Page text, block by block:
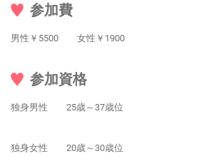
参加費
男性￥5500 女性￥1900
参加資格
独身男性 25歳～37歳位
独身女性 20歳～30歳位